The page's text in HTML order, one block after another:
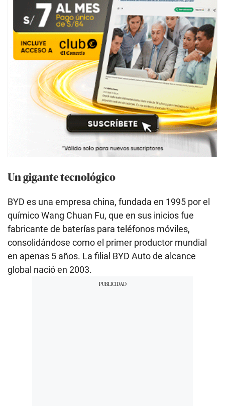
Un gigante tecnológico
BYD es una empresa china, fundada en 1995 por el
químico Wang Chuan Fu, que en sus inicios fue
fabricante de baterías para teléfonos móviles,
consolidándose como el primer productor mundial
en apenas 5 años. La filial BYD Auto de alcance
global nació en 2003.